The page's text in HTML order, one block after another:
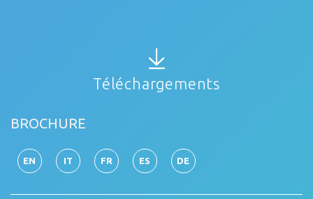
Téléchargements
BROCHURE
EN IT FR ES DE